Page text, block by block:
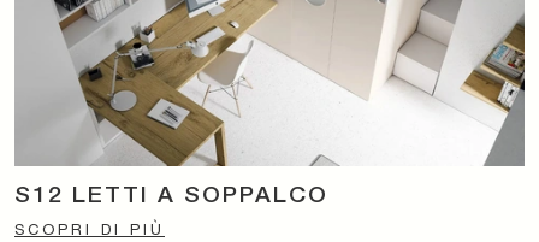
S12 LETTI A SOPPALCO
SCOPRI DI PIÙ